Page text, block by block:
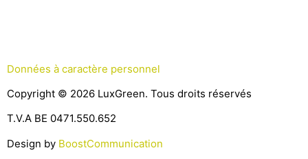
Données à caractère personnel
Copyright © 2026 LuxGreen. Tous droits réservés
T.V.A BE 0471.550.652
Design by BoostCommunication